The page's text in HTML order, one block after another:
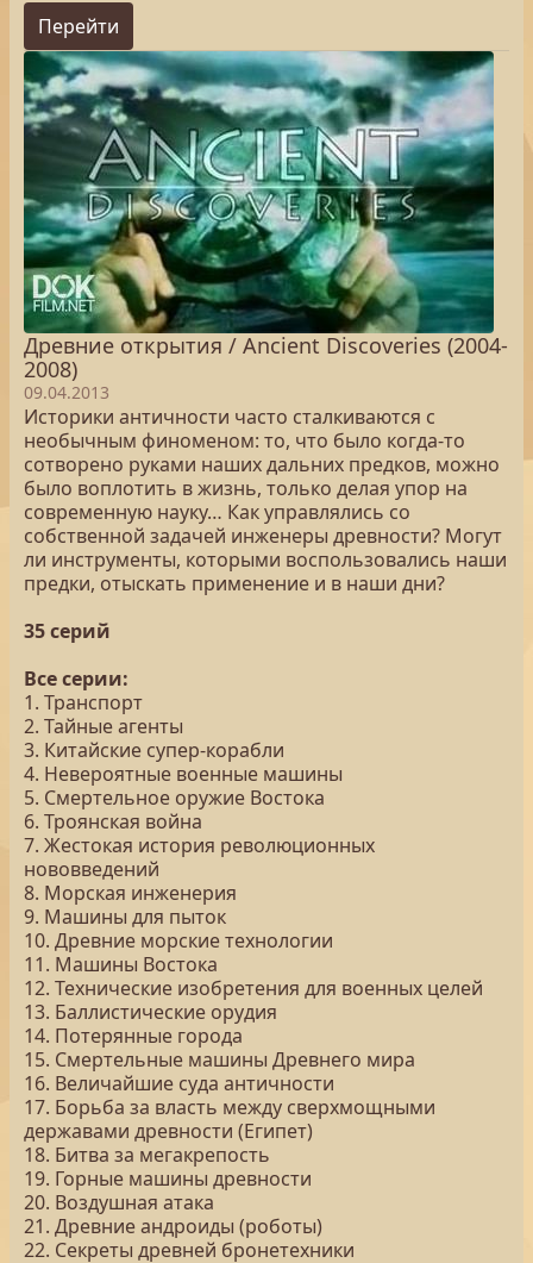
Перейти
Древние открытия / Ancient Discoveries (2004-
2008)
09.04.2013
Историки античности часто сталкиваются с
необычным финоменом: то, что было когда-то
сотворено руками наших дальних предков, можно
было воплотить в жизнь, только делая упор на
современную науку… Как управлялись со
собственной задачей инженеры древности? Могут
ли инструменты, которыми воспользовались наши
предки, отыскать применение и в наши дни?
35 серий
Все серии:
1. Транспорт
2. Тайные агенты
3. Китайские супер-корабли
4. Невероятные военные машины
5. Смертельное оружие Востока
6. Троянская война
7. Жестокая история революционных
нововведений
8. Морская инженерия
9. Машины для пыток
10. Древние морские технологии
11. Машины Востока
12. Технические изобретения для военных целей
13. Баллистические орудия
14. Потерянные города
15. Смертельные машины Древнего мира
16. Величайшие суда античности
17. Борьба за власть между сверхмощными
державами древности (Египет)
18. Битва за мегакрепость
19. Горные машины древности
20. Воздушная атака
21. Древние андроиды (роботы)
22. Секреты древней бронетехники